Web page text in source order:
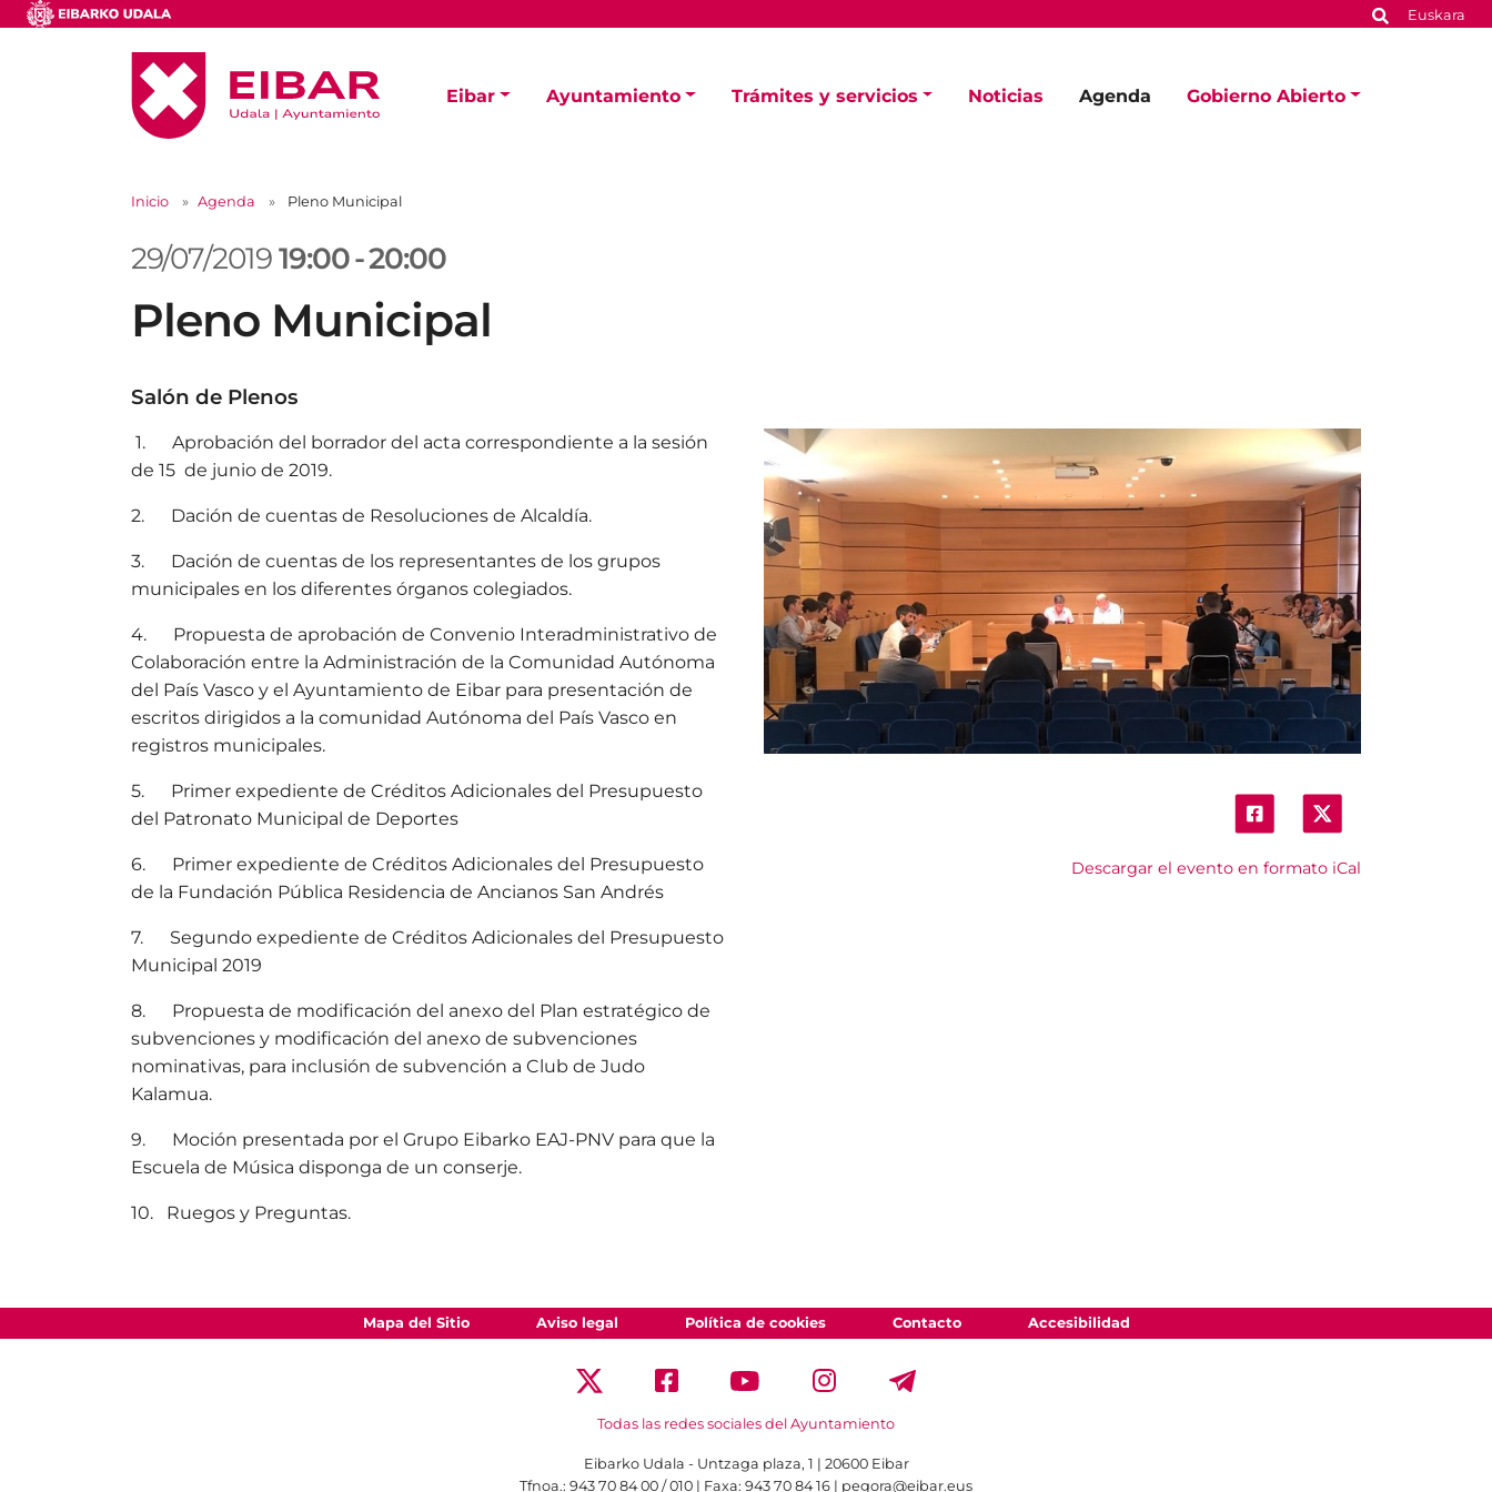
Euskara
Eibar Ayuntamiento Trámites y servicios Noticias Agenda Gobierno Abierto
Inicio Agenda Pleno Municipal
29/07/201919:00-20:00
Pleno Municipal
Salón de Plenos
Descargar el evento en formato iCal
1. Aprobación del borrador del acta correspondiente a la sesión
de 15 de junio de 2019.
2. Dación de cuentas de Resoluciones de Alcaldía.
3. Dación de cuentas de los representantes de los grupos
municipales en los diferentes órganos colegiados.
4. Propuesta de aprobación de Convenio Interadministrativo de
Colaboración entre la Administración de la Comunidad Autónoma
del País Vasco y el Ayuntamiento de Eibar para presentación de
escritos dirigidos a la comunidad Autónoma del País Vasco en
registros municipales.
5. Primer expediente de Créditos Adicionales del Presupuesto
del Patronato Municipal de Deportes
6. Primer expediente de Créditos Adicionales del Presupuesto
de la Fundación Pública Residencia de Ancianos San Andrés
7. Segundo expediente de Créditos Adicionales del Presupuesto
Municipal 2019
8. Propuesta de modificación del anexo del Plan estratégico de
subvenciones y modificación del anexo de subvenciones
nominativas, para inclusión de subvención a Club de Judo
Kalamua.
9. Moción presentada por el Grupo Eibarko EAJ-PNV para que la
Escuela de Música disponga de un conserje.
10. Ruegos y Preguntas.
Mapa del Sitio Aviso legal Política de cookies Contacto Accesibilidad
Todas las redes sociales del Ayuntamiento
Eibarko Udala - Untzaga plaza, 1 | 20600 Eibar
Tfnoa.: 943 70 84 00 / 010 | Faxa: 943 70 84 16 | pegora@eibar.eus